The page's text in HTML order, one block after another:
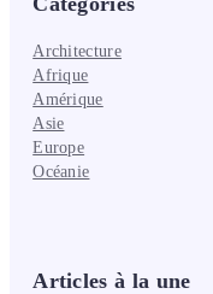
Architecture
Afrique
Amérique
Asie
Europe
Océanie
Articles à la une